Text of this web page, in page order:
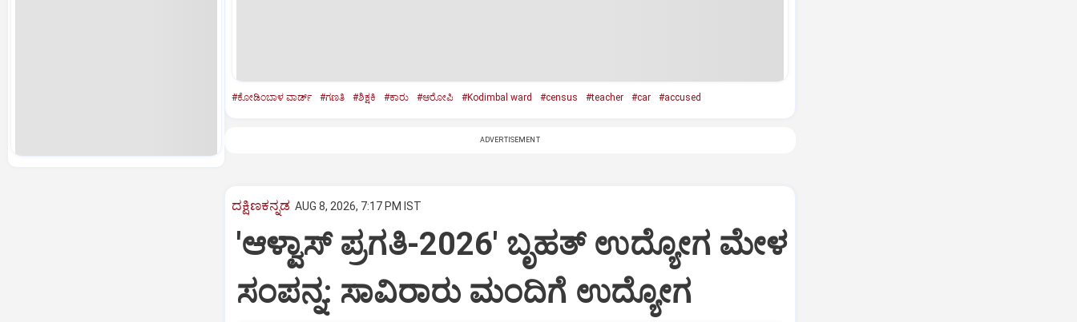
#ಕೋಡಿಂಬಾಳ ವಾರ್ಡ್‌ #ಗಣತಿ #ಶಿಕ್ಷಕಿ #ಕಾರು #ಆರೋಪಿ #Kodimbal ward #census #teacher #car #accused
ADVERTISEMENT
ದಕ್ಷಿಣಕನ್ನಡ AUG 8, 2026, 7:17 PM IST
'ಆಳ್ವಾಸ್‌ ಪ್ರಗತಿ-2026' ಬೃಹತ್ ಉದ್ಯೋಗ ಮೇಳ
ಸಂಪನ್ನ: ಸಾವಿರಾರು ಮಂದಿಗೆ ಉದ್ಯೋಗ